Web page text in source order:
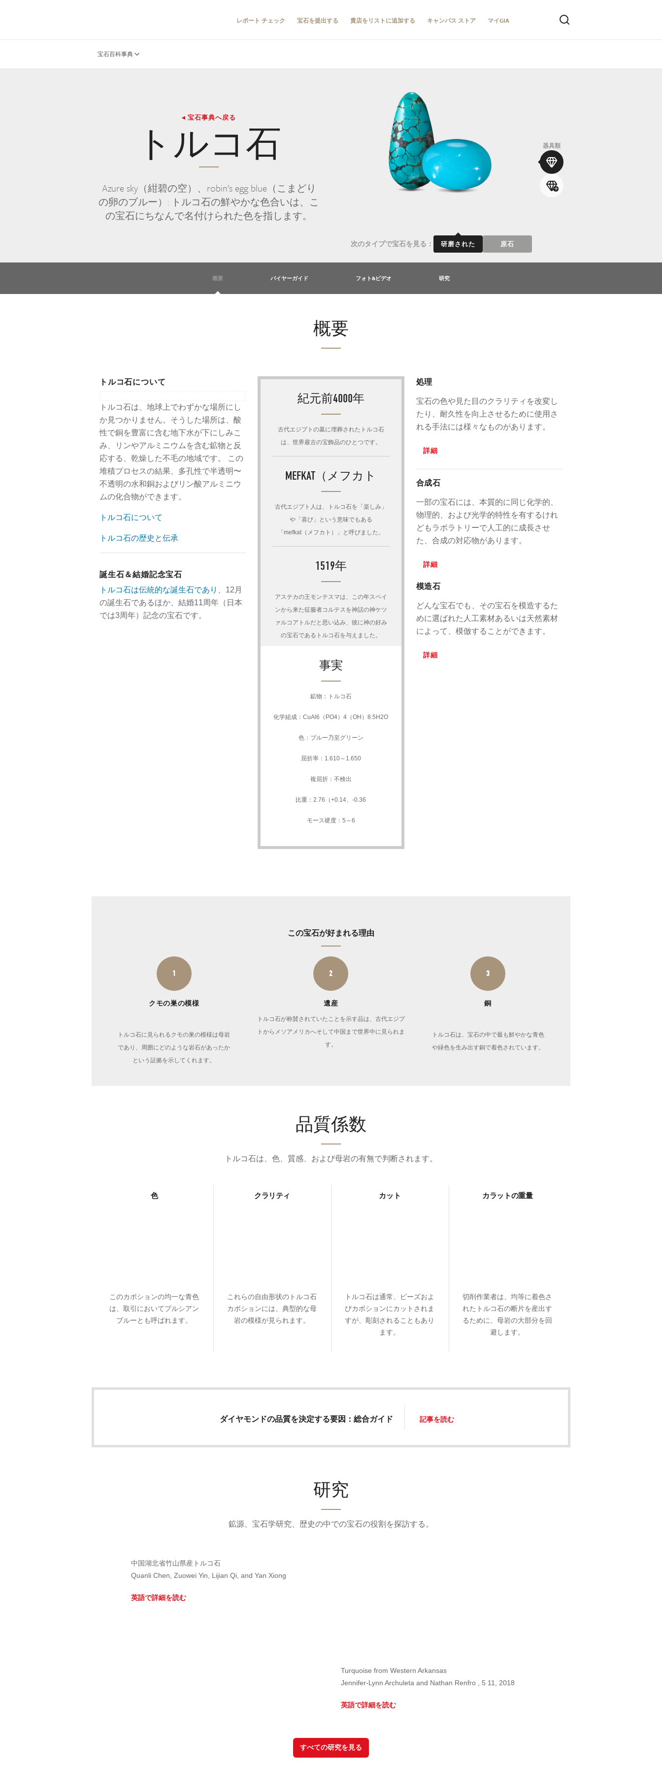
レポート チェック 宝石を提出する 貴店をリストに追加する キャンパス ストア マイGIA
宝石百科事典
◂ 宝石事典へ戻る
トルコ石
Azure sky（紺碧の空）、robin’s egg blue（こまどり
の卵のブルー）: トルコ石の鮮やかな色合いは、こ
の宝石にちなんで名付けられた色を指します。
次のタイプで宝石を見る： 研磨された 原石
器具類
概要 バイヤーガイド フォト&ビデオ 研究
概要
トルコ石について
トルコ石は、地球上でわずかな場所にし
か見つかりません。そうした場所は、酸
性で銅を豊富に含む地下水が下にしみこ
み、リンやアルミニウムを含む鉱物と反
応する、乾燥した不毛の地域です。 この
堆積プロセスの結果、多孔性で半透明〜
不透明の水和銅およびリン酸アルミニウ
ムの化合物ができます。
トルコ石について
トルコ石の歴史と伝承
誕生石＆結婚記念宝石
トルコ石は伝統的な誕生石であり
、12月
の誕生石であるほか、結婚11周年（日本
では3周年）記念の宝石です。
紀元前4000年
古代エジプトの墓に埋葬されたトルコ石
は、世界最古の宝飾品のひとつです。
MEFKAT（メフカト
古代エジプト人は、トルコ石を「楽しみ」
や「喜び」という意味でもある
「mefkat（メフカト）」と呼びました。
1519年
アステカの王モンテスマは​​、この年スペイ
ンから来た征服者コルテスを神話の神ケツ
ァルコアトルだと思い込み、彼に神の好み
の宝石であるトルコ石を与えました。
事実
鉱物：トルコ石
化学組成：CuAl6（PO4）4（OH）8.5H2O
色：ブルー乃至グリーン
屈折率：1.610～1.650
複屈折：不検出
比重：2.76（+0.14、-0.36
モース硬度：5～6
処理
宝石の色や見た目のクラリティを改変し
たり、耐久性を向上させるために使用さ
れる手法には様々なものがあります。
詳細
合成石
一部の宝石には、本質的に同じ化学的、
物理的、および光学的特性を有するけれ
どもラボラトリーで人工的に成長させ
た、合成の対応物があります。
詳細
模造石
どんな宝石でも、その宝石を模造するた
めに選ばれた人工素材あるいは天然素材
によって、模倣することができます。
詳細
この宝石が好まれる理由
1
クモの巣の模様
トルコ石に見られるクモの巣の模様は母岩
であり、周囲にどのような岩石があったか
という証拠を示してくれます。
2
遺産
トルコ石が称賛されていたことを示す品は、古代エジプ
トからメソアメリカへそして中国まで世界中に見られま
す。
3
銅
トルコ石は、宝石の中で最も鮮やかな青色
や緑色を生み出す銅で着色されています。
品質係数
トルコ石は、色、​質感、および母岩の有無で判断されます。
色
このカボションの均一な青色
は、取引においてプルシアン
ブルーとも呼ばれます。
クラリティ
これらの自由形状のトルコ石
カボションには、典型的な母
岩の模様が見られます。
カット
トルコ石は通常、ビーズおよ
びカボションにカットされま
すが、彫刻されることもあり
ます。
カラットの重量
切削作業者は、均等に着色さ
れたトルコ石の断片を産出す
るために、母岩の大部分を回
避します。
ダイヤモンドの品質を決定する要因：総合ガイド 記事を読む
研究
鉱源、宝石学研究、歴史の中での宝石の役割を探訪する。
中国湖北省竹山県産トルコ石
Quanli Chen, Zuowei Yin, Lijian Qi, and Yan Xiong
英語で詳細を読む
Turquoise from Western Arkansas
Jennifer-Lynn Archuleta and Nathan Renfro , 5 11, 2018
英語で詳細を読む
すべての研究を見る